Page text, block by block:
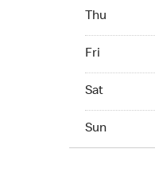
Thu
Fri
Sat
Sun